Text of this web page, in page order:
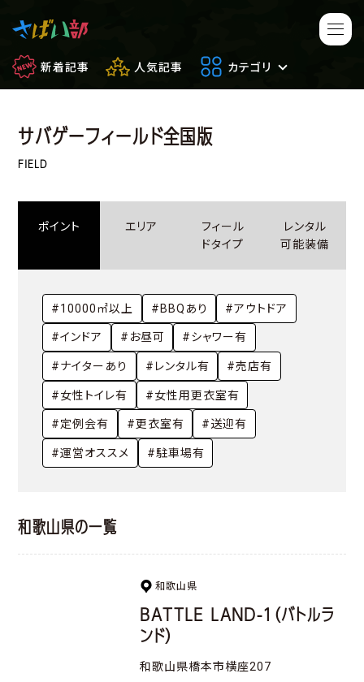
新着記事 人気記事 カテゴリ
マンガ・アニメ
もしもの場合 便利アイテム
フィールドレビュー やってみた
サバゲーフィールド全国版
FIELD
ポイント エリア
フィール
ドタイプ
レンタル
可能装備
#10000㎡以上 #BBQあり #アウトドア
#インドア #お昼可 #シャワー有
#ナイターあり #レンタル有 #売店有
#女性トイレ有 #女性用更衣室有
#定例会有 #更衣室有 #送迎有
#運営オススメ #駐車場有
和歌山県の一覧
和歌山県
BATTLE LAND-1（バトルラ
ンド）
和歌山県橋本市横座207